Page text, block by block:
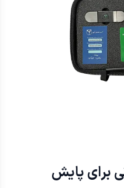
برای پایش